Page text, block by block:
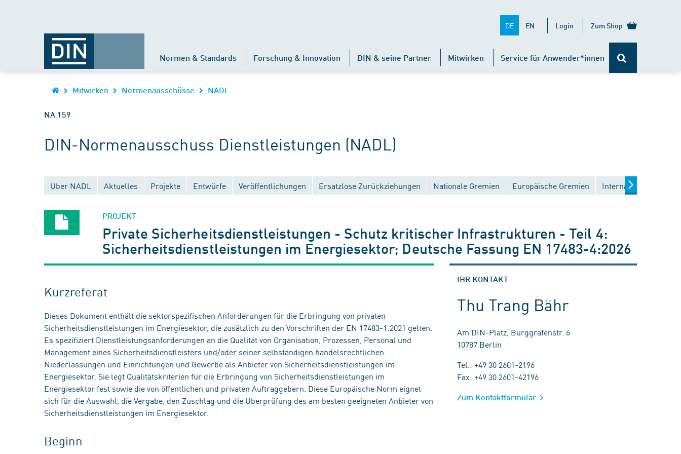
DE EN Login Zum Shop
Normen & Standards Forschung & Innovation DIN & seine Partner Mitwirken Service für Anwender*innen
Mitwirken Normenausschüsse NADL
NA 159
DIN-Normenausschuss Dienstleistungen (NADL)
Über NADL Aktuelles Projekte Entwürfe Veröffentlichungen Ersatzlose Zurückziehungen Nationale Gremien Europäische Gremien Internationale
PROJEKT
Private Sicherheitsdienstleistungen - Schutz kritischer Infrastrukturen - Teil 4:
Sicherheitsdienstleistungen im Energiesektor; Deutsche Fassung EN 17483-4:2026
Kurzreferat
Dieses Dokument enthält die sektorspezifischen Anforderungen für die Erbringung von privaten
Sicherheitsdienstleistungen im Energiesektor, die zusätzlich zu den Vorschriften der EN 17483-1:2021 gelten.
Es spezifiziert Dienstleistungsanforderungen an die Qualität von Organisation, Prozessen, Personal und
Management eines Sicherheitsdienstleisters und/oder seiner selbständigen handelsrechtlichen
Niederlassungen und Einrichtungen und Gewerbe als Anbieter von Sicherheitsdienstleistungen im
Energiesektor. Sie legt Qualitätskriterien für die Erbringung von Sicherheitsdienstleistungen im
Energiesektor fest sowie die von öffentlichen und privaten Auftraggebern. Diese Europäische Norm eignet
sich für die Auswahl, die Vergabe, den Zuschlag und die Überprüfung des am besten geeigneten Anbieter von
Sicherheitsdienstleistungen im Energiesektor.
Beginn
IHR KONTAKT
Thu Trang Bähr
Am DIN-Platz, Burggrafenstr. 6
10787 Berlin
Tel.: +49 30 2601-2196
Fax: +49 30 2601-42196
Zum Kontaktformular